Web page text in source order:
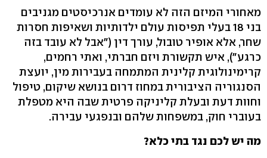
מאחורי המיזם הזה לא עומדים אנרכיסטים מגניבים
בני 18 בעלי תפיסות עולם ילדותיות ושאיפות חסרות
שחר, אלא אופיר טובול, עורך דין ("אבל לא עובד בזה
כרגע"), איש תקשורת ויזם חברתי, ואתי רחמים,
קרימינולוגית קלינית המתמחה בעבירות מין, יועצת
הסנגוריה הציבורית במחוז דרום בנושא שיקום, טיפול
וחוות דעת ובעלת קליניקה פרטית שבה היא מטפלת
בעוברי חוק, במשפחות שלהם ובנפגעי עבירה.
מה יש לכם נגד בתי כלא?